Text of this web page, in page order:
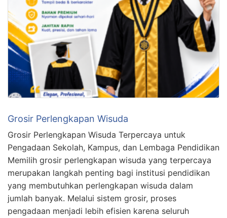
Grosir Perlengkapan Wisuda
Grosir Perlengkapan Wisuda Terpercaya untuk
Pengadaan Sekolah, Kampus, dan Lembaga Pendidikan
Memilih grosir perlengkapan wisuda yang terpercaya
merupakan langkah penting bagi institusi pendidikan
yang membutuhkan perlengkapan wisuda dalam
jumlah banyak. Melalui sistem grosir, proses
pengadaan menjadi lebih efisien karena seluruh